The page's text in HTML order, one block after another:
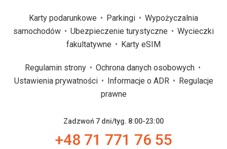
Karty podarunkowe Parkingi
Wypożyczalnia
samochodów
Ubezpieczenie turystyczne
Wycieczki
fakultatywne
Karty eSIM
Regulamin strony
Ochrona danych osobowych
Ustawienia prywatności
Informacje o ADR
Regulacje
prawne
Zadzwoń 7 dni/tyg. 8:00-23:00
+48 71 771 76 55